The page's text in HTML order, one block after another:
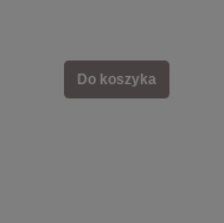
Do koszyka